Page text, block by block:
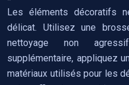
Les éléments décoratifs
délicat. Utilisez une
nettoyage non
supplémentaire, appliquez
matériaux utilisés pour les